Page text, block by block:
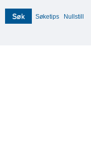
Søk Søketips Nullstill